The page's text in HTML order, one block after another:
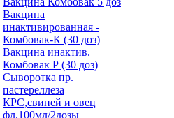
Вакцина
инактивированная -
Комбовак-К (30 доз)
Вакцина инактив.
Комбовак Р (30 доз)
Сыворотка пр.
пастереллеза
КРС,свиней и овец
фл.100мл/2дозы